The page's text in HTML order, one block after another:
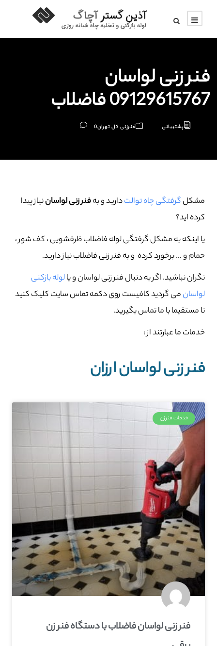
فنر زنی لواسان
09129615767 فاضلاب
پشتیبانی فنرزنی کل تهران0
مشکلگرفتگی چاه توالتدارید و بهفنر زنی لواساننیاز پیدا
کرده اید؟
یا اینکه به مشکل گرفتگی لوله فاضلاب ظرفشویی ، کف شور ،
حمام و … برخورد کرده و به فنر زنی فاضلاب نیاز دارید.
نگران نباشید. اگر به دنبال فنر زنی لواسان و یالوله بازکنی
لواسانمی گردید کافیست روی دکمه تماس سایت کلیک کنید
تا مستقیما با ما تماس بگیرید.
خدمات ما عبارتند از :
فنر زنی لواسان ارزان
خدمات فنرزن
فنر زنی لواسان فاضلاب با دستگاه فنر زن